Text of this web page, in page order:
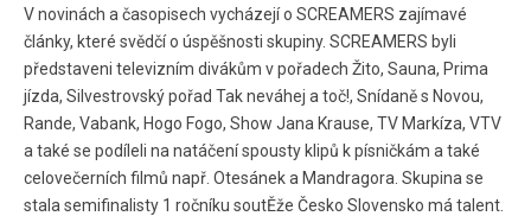
V novinách a časopisech vycházejí o SCREAMERS zajímavé
články, které svědčí o úspěšnosti skupiny. SCREAMERS byli
představeni televizním divákům v pořadech Žito, Sauna, Prima
jízda, Silvestrovský pořad Tak neváhej a toč!, Snídaně s Novou,
Rande, Vabank, Hogo Fogo, Show Jana Krause, TV Markíza, VTV
a také se podíleli na natáčení spousty klipů k písničkám a také
celovečerních filmů např. Otesánek a Mandragora. Skupina se
stala semifinalisty 1 ročníku soutĚže Česko Slovensko má talent.